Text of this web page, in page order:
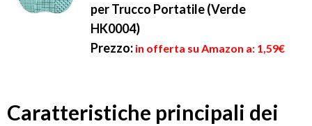
per Trucco Portatile (Verde
HK0004)
Prezzo: in offerta su Amazon a: 1,59€
Caratteristiche principali dei